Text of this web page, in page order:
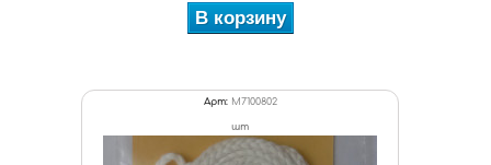
В корзину
Арт: M7100802
шт